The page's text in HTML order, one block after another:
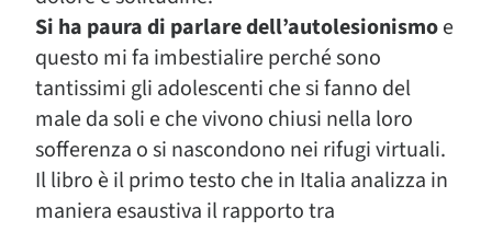
Si ha paura di parlare dell’autolesionismoe
questo mi fa imbestialire perché sono
tantissimi gli adolescenti che si fanno del
male da soli e che vivono chiusi nella loro
sofferenza o si nascondono nei rifugi virtuali.
Il libro è il primo testo che in Italia analizza in
maniera esaustiva il rapporto tra